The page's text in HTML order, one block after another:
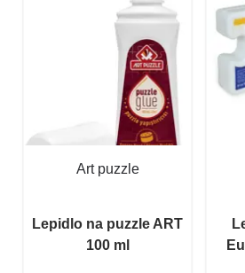
Art puzzle
Lepidlo na puzzle ART
100 ml